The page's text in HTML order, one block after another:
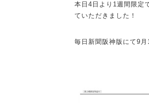
本日4日より1週間限定
ていただきました！
毎日新聞阪神版にて9月